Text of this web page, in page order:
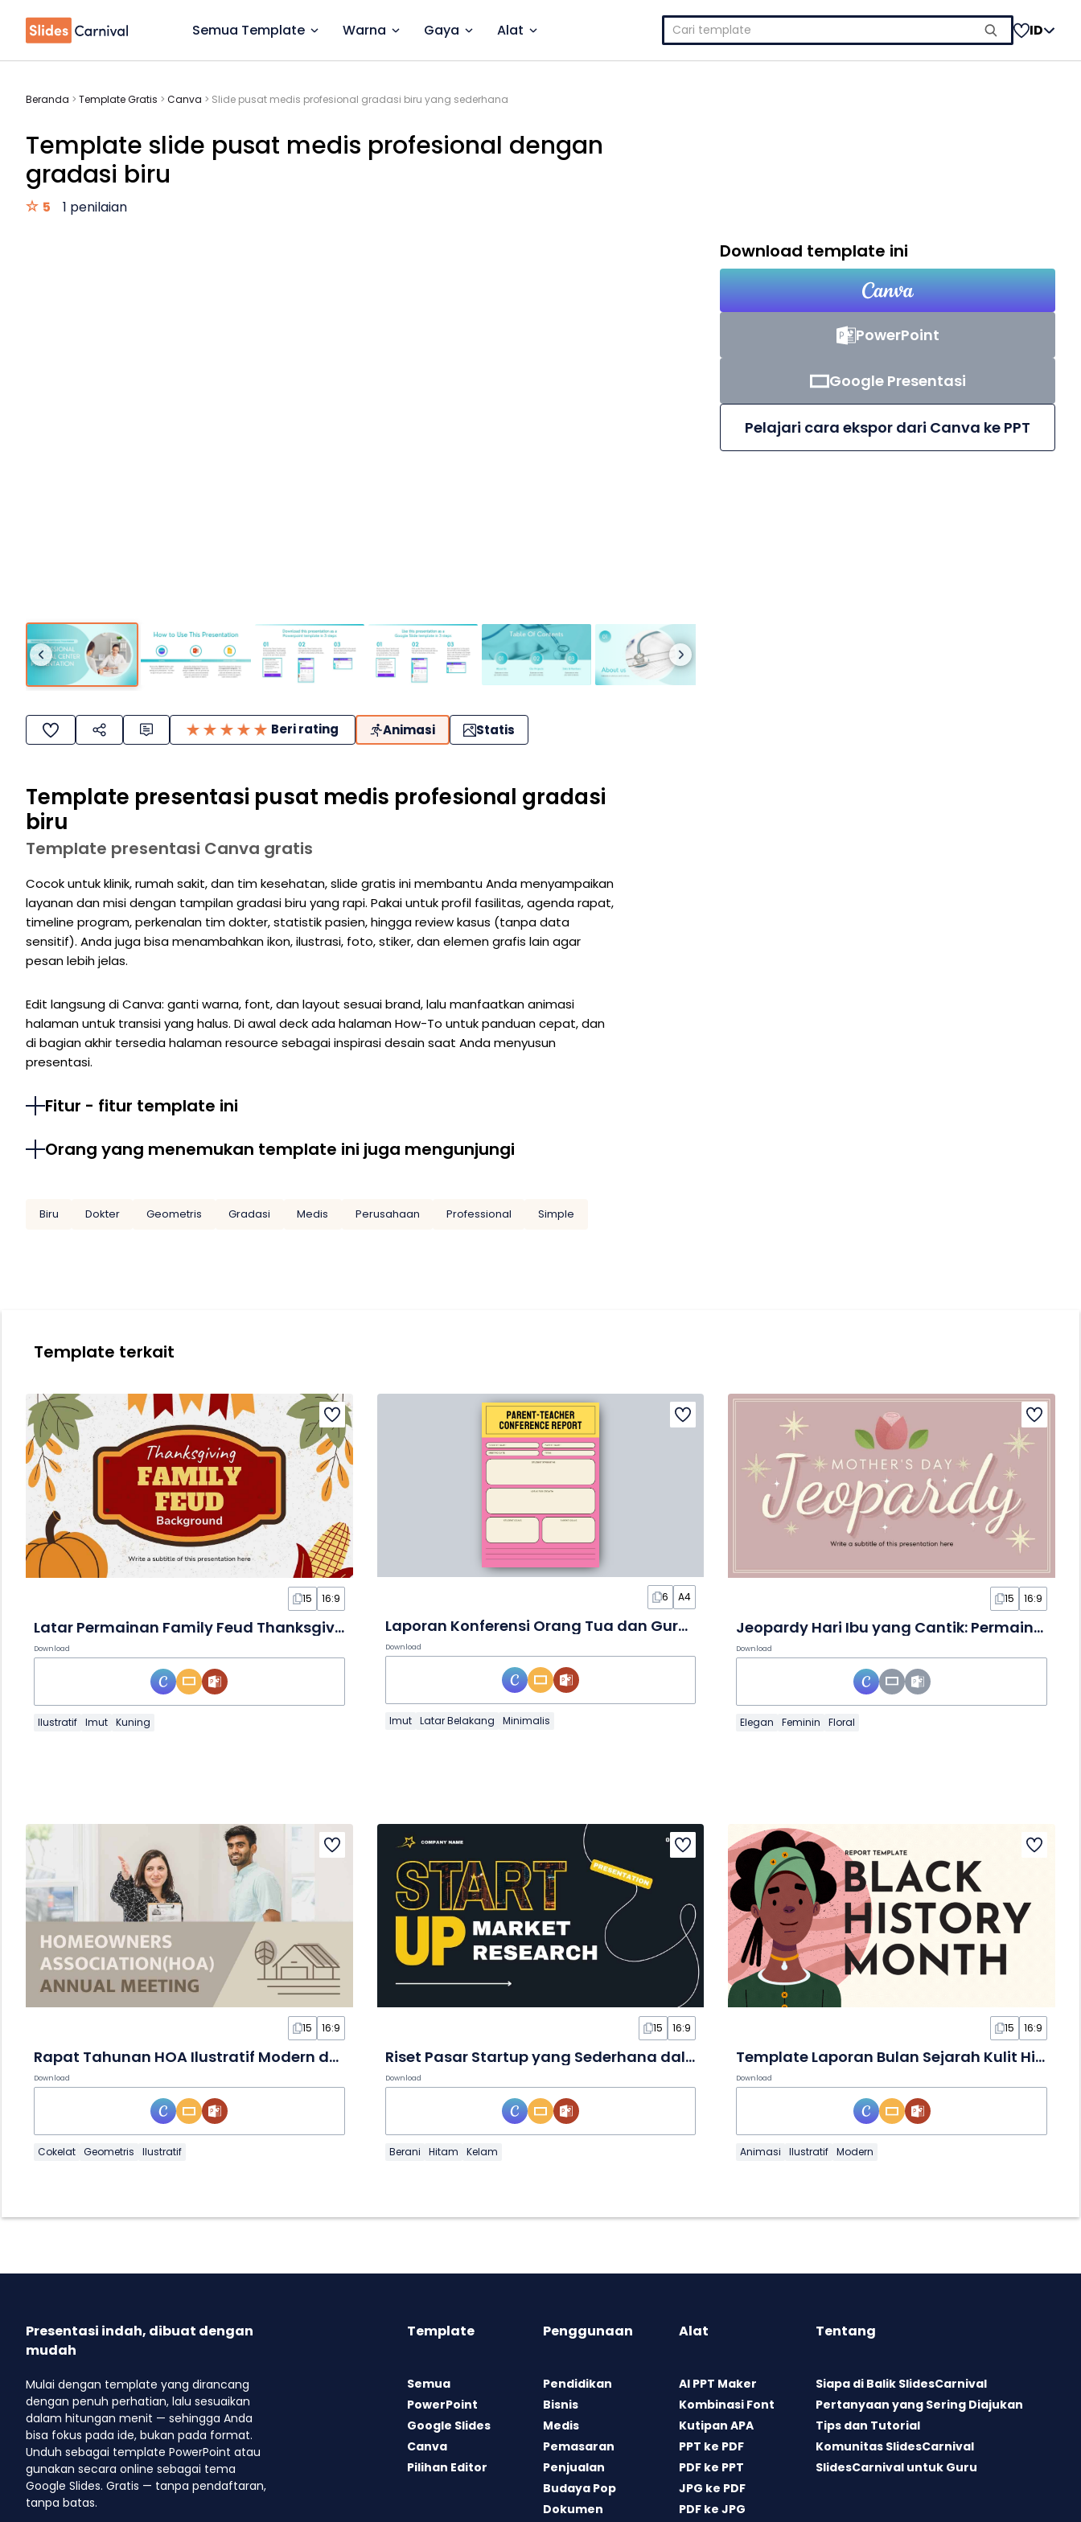
Semua Template Warna Gaya Alat
Cari
untuk:
ID
Beranda > Template Gratis > Canva > Slide pusat medis profesional gradasi biru yang sederhana
Template slide pusat medis profesional dengan
gradasi biru
5 1 penilaian
Beri rating Animasi Statis
Template presentasi pusat medis profesional gradasi
biru
Template presentasi Canva gratis
Cocok untuk klinik, rumah sakit, dan tim kesehatan, slide gratis ini membantu Anda menyampaikan
layanan dan misi dengan tampilan gradasi biru yang rapi. Pakai untuk profil fasilitas, agenda rapat,
timeline program, perkenalan tim dokter, statistik pasien, hingga review kasus (tanpa data
sensitif). Anda juga bisa menambahkan ikon, ilustrasi, foto, stiker, dan elemen grafis lain agar
pesan lebih jelas.
Edit langsung di Canva: ganti warna, font, dan layout sesuai brand, lalu manfaatkan animasi
halaman untuk transisi yang halus. Di awal deck ada halaman How-To untuk panduan cepat, dan
di bagian akhir tersedia halaman resource sebagai inspirasi desain saat Anda menyusun
presentasi.
Fitur - fitur template ini
Orang yang menemukan template ini juga mengunjungi
Biru Dokter Geometris Gradasi Medis Perusahaan Professional Simple
Download template ini
PowerPoint
Google Presentasi
Pelajari cara ekspor dari Canva ke PPT
Template terkait
15 16:9
Latar Permainan Family Feud Thanksgiving Ilustratif dalam Slide
Download
Ilustratif Imut Kuning
6 A4
Laporan Konferensi Orang Tua dan Guru yang Warna-Warni dalam Slide
Download
Imut Latar Belakang Minimalis
15 16:9
Jeopardy Hari Ibu yang Cantik: Permainan dalam Slide
Download
Elegan Feminin Floral
15 16:9
Rapat Tahunan HOA Ilustratif Modern dalam Slide
Download
Cokelat Geometris Ilustratif
15 16:9
Riset Pasar Startup yang Sederhana dalam Slide
Download
Berani Hitam Kelam
15 16:9
Template Laporan Bulan Sejarah Kulit Hitam Animatif dalam Slide
Download
Animasi Ilustratif Modern
Presentasi indah, dibuat dengan
mudah
Mulai dengan template yang dirancang
dengan penuh perhatian, lalu sesuaikan
dalam hitungan menit — sehingga Anda
bisa fokus pada ide, bukan pada format.
Unduh sebagai template PowerPoint atau
gunakan secara online sebagai tema
Google Slides. Gratis — tanpa pendaftaran,
tanpa batas.
Template
Semua
PowerPoint
Google Slides
Canva
Pilihan Editor
Penggunaan
Pendidikan
Bisnis
Medis
Pemasaran
Penjualan
Budaya Pop
Dokumen
Alat
AI PPT Maker
Kombinasi Font
Kutipan APA
PPT ke PDF
PDF ke PPT
JPG ke PDF
PDF ke JPG
Tentang
Siapa di Balik SlidesCarnival
Pertanyaan yang Sering Diajukan
Tips dan Tutorial
Komunitas SlidesCarnival
SlidesCarnival untuk Guru